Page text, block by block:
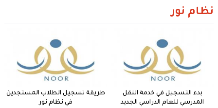
نظام نور
بدء التسجيل في خدمة النقل
المدرسي للعام الدراسي الجديد
طريقة تسجيل الطلاب المستجدين
في نظام نور